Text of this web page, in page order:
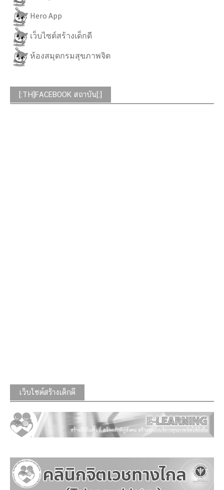
Hero App
เว็บไซต์สร้างเด็กดี
ห้องสมุดกรมสุขภาพจิต
[:TH]FACEBOOK สถาบัน[:]
เว็บไซต์สร้างเด็กดี